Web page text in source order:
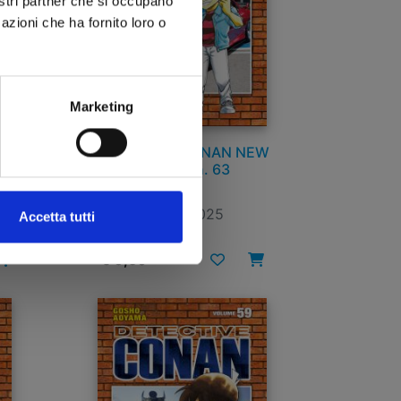
che ha fornito loro o
Marketing
Accetta tutti
DETECTIVE CONAN NEW
EDITION n. 63
23/09/2025
€ 6,50